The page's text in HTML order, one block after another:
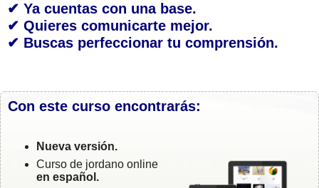
✔ Ya cuentas con una base.
✔ Quieres comunicarte mejor.
✔ Buscas perfeccionar tu comprensión.
Con este curso encontrarás:
Nueva versión.
Curso de jordano online
en español.